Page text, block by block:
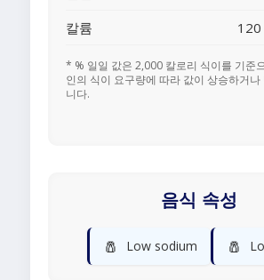
칼륨
* % 일일 값은 2,000 칼로리 식이를 기준
인의 식이 요구량에 따라 값이 상승하거나
니다.
음식 속성
🧂 Low sodium 🧂